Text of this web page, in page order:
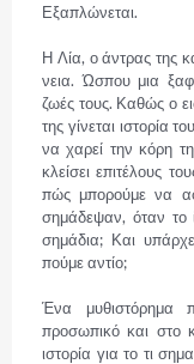
Εξαπλώνεται.
Η Λία, ο άντρας της
νεια. Ώσπου μια
ζωές τους. Καθώς ο
της γίνεται ιστορία
να χαρεί την κόρη
κλείσει επιτέλους
πώς μπορούμε να
σημάδεψαν, όταν το
σημάδια; Και
πούμε αντίο;
Ένα μυθιστόρημα
προσωπικό και στο
ιστορία για το τι